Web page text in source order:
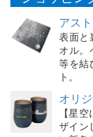
アス
表面と
オル。
等を結
ト。
オリ
【星
ザイン